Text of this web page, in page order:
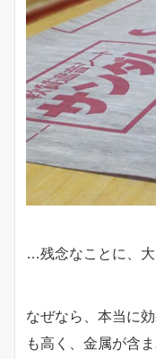
…残念なことに、
なぜなら、本当に
も高く、金属が含